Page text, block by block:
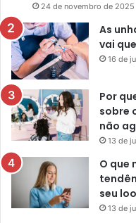
24 de novembro de 2025
As
vai
16 de
Por
sobre
não
13 de
O que
seu
13 de